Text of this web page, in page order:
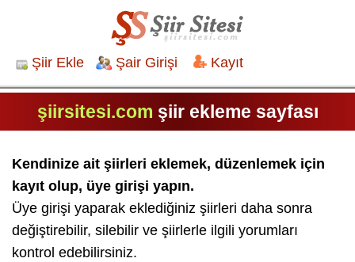
Şiir Ekle Şair Girişi Kayıt
şiirsitesi.com şiir ekleme sayfası
Kendinize ait şiirleri eklemek, düzenlemek için
kayıt olup, üye girişi yapın.
Üye girişi yaparak eklediğiniz şiirleri daha sonra
değiştirebilir, silebilir ve şiirlerle ilgili yorumları
kontrol edebilirsiniz.